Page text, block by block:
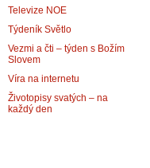
Televize NOE
Týdeník Světlo
Vezmi a čti – týden s Božím
Slovem
Víra na internetu
Životopisy svatých – na
každý den